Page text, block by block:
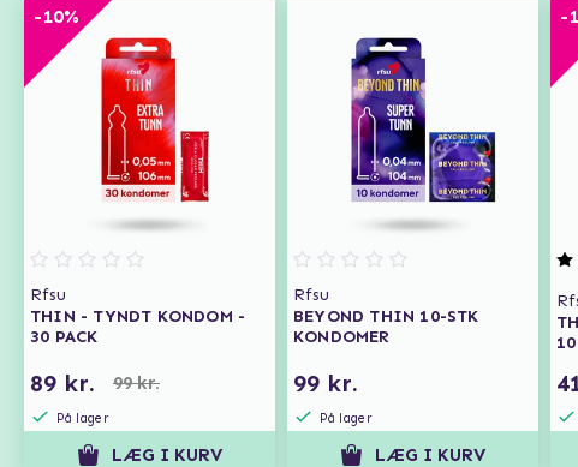
-10%
Rfsu
THIN - TYNDT KONDOM -
30 PACK
89 kr. 99 kr.
På lager
LÆG I KURV
Rfsu
BEYOND THIN 10-STK
KONDOMER
99 kr.
På lager
LÆG I KURV
-